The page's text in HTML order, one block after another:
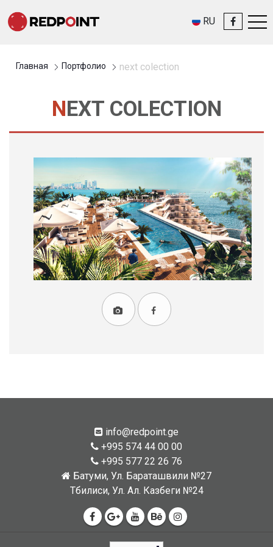
RU
Главная Портфолио next colection
NEXT COLECTION
info@redpoint.ge
+995 574 44 00 00
+995 577 22 26 76
Батуми, Ул. Бараташвили №27
Тбилиси, Ул. Ал. Казбеги №24